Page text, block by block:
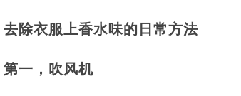
去除衣服上香水味的日常方法
第一，吹风机